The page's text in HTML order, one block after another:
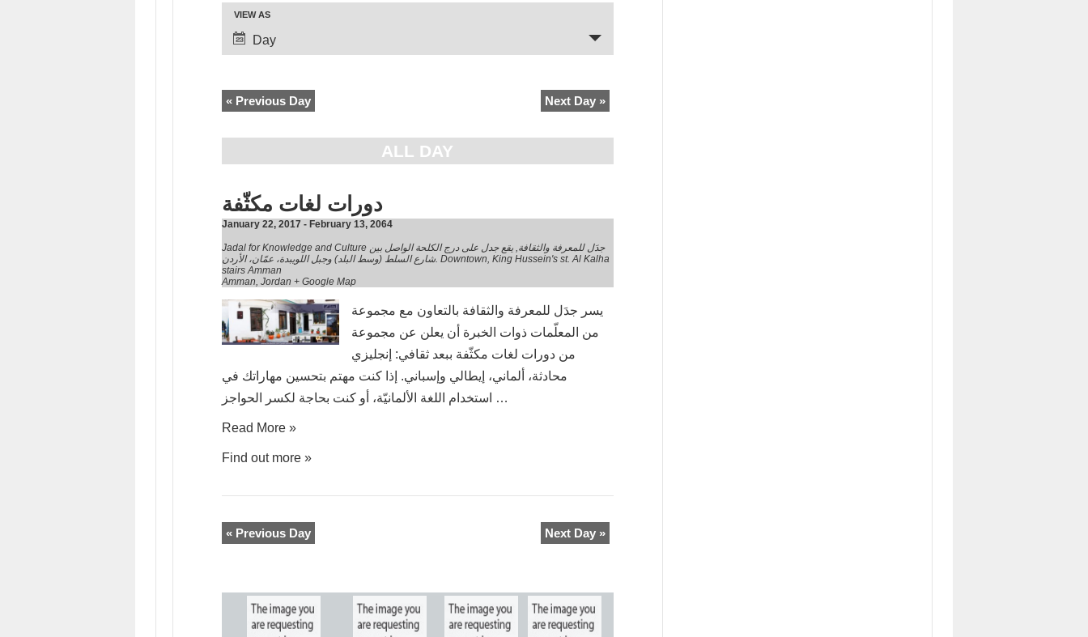
VIEW AS
Day
« Previous Day Next Day »
ALL DAY
دورات لغات مكثّفة
January 22, 2017 - February 13, 2064
Jadal for Knowledge and Culture جدَل للمعرفة والثقافة يقع جدل على درج الكلحة الواصل بين
شارع السلط (وسط البلد) وجبل اللويبدة، عمّان، الأردن. Downtown, King Hussein's st. Al Kalha
stairs Amman
Amman Jordan + Google Map
يسر جدَل للمعرفة والثقافة بالتعاون مع مجموعة
من المعلّمات ذوات الخبرة أن يعلن عن مجموعة
من دورات لغات مكثّفة ببعد ثقافي: إنجليزي
محادثة، ألماني، إيطالي وإسباني. إذا كنت مهتم بتحسين مهاراتك في
استخدام اللغة الألمانيّة، أو كنت بحاجة لكسر الحواجز …
دورات
Read More »
Find out more »
« Previous Day Next Day »